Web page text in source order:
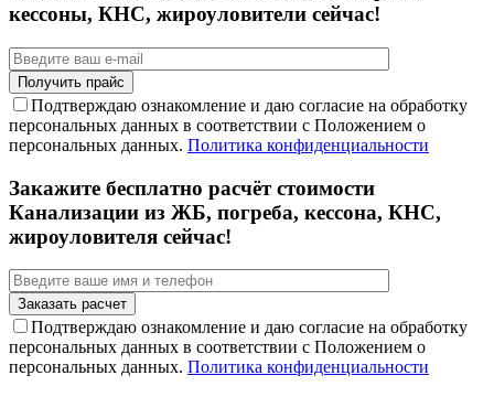
кессоны, КНС, жироуловители сейчас!
Подтверждаю ознакомление и даю согласие на обработку
персональных данных в соответствии с Положением о
персональных данных. Политика конфиденциальности
Закажите бесплатно расчёт стоимости
Канализации из ЖБ, погреба, кессона, КНС,
жироуловителя сейчас!
Подтверждаю ознакомление и даю согласие на обработку
персональных данных в соответствии с Положением о
персональных данных. Политика конфиденциальности